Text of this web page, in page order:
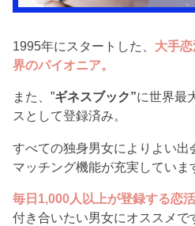
1995年にスタートした、 大手
界のパイオニア。
また、”ギネスブック”に世界最
スとして登録済み。
すべての独身男女によりよい出
マッチング機能が充実していま
毎日1,000人以上が登録する恋
付き合いたい男女にオススメで